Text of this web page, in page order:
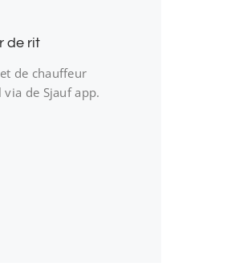
de rit
de chauffeur
de Sjauf app.